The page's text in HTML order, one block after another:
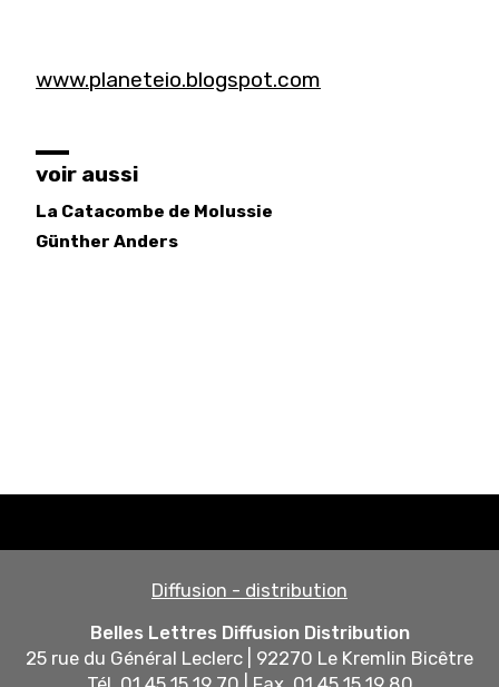
www.planeteio.blogspot.com
voir aussi
La Catacombe de Molussie
Günther Anders
Diffusion - distribution
Belles Lettres Diffusion Distribution
25 rue du Général Leclerc | 92270 Le Kremlin Bicêtre